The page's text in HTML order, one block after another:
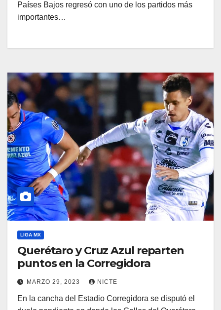
Países Bajos regresó con uno de los partidos más
importantes…
LIGA MX
Querétaro y Cruz Azul reparten
puntos en la Corregidora
MARZO 29, 2023 NICTE
En la cancha del Estadio Corregidora se disputó el